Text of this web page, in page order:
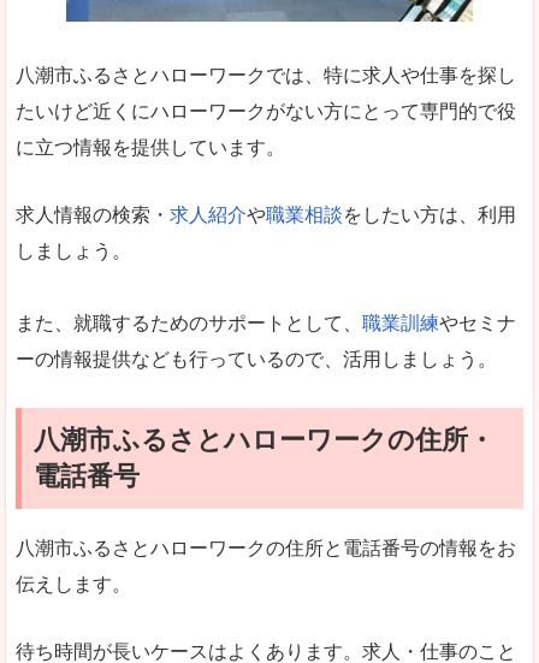
八潮市ふるさとハローワークでは、特に求人や仕事を探し
たいけど近くにハローワークがない方にとって専門的で役
に立つ情報を提供しています。
求人情報の検索・ 求人紹介や職業相談をしたい方は、利用
しましょう。
また、就職するためのサポートとして、 職業訓練やセミナ
ーの情報提供なども行っているので、活用しましょう。
八潮市ふるさとハローワークの住所・
電話番号
八潮市ふるさとハローワークの住所と電話番号の情報をお
伝えします。
待ち時間が長いケースはよくあります。求人・仕事のこと